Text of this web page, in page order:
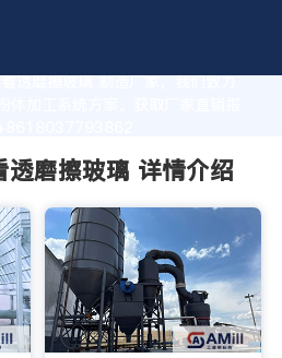
透磨擦玻璃 制造厂家，我们致力
加工系统方案。获取厂家直销报
透磨擦玻璃 详情介绍